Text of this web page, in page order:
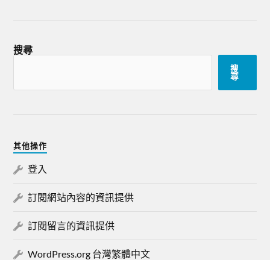
搜尋
搜
尋
其他操作
登入
訂閱網站內容的資訊提供
訂閱留言的資訊提供
WordPress.org 台灣繁體中文